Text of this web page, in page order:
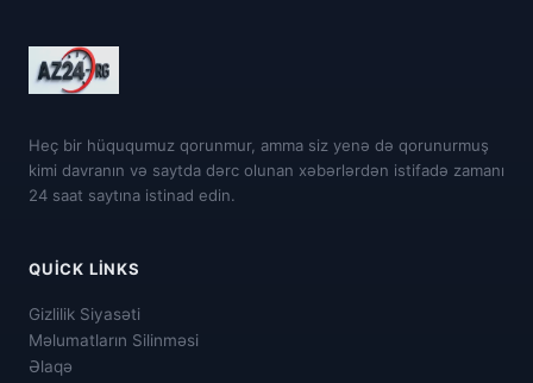
Heç bir hüququmuz qorunmur, amma siz yenə də qorunurmuş
kimi davranın və saytda dərc olunan xəbərlərdən istifadə zamanı
24 saat saytına istinad edin.
QUICK LINKS
Gizlilik Siyasəti
Məlumatların Silinməsi
Əlaqə